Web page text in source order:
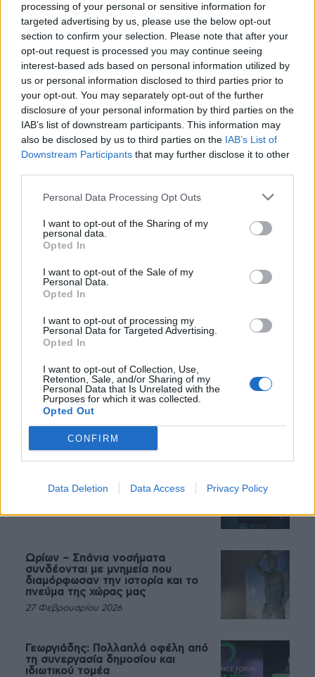
processing of your personal or sensitive information for
targeted advertising by us, please use the below opt-out
section to confirm your selection. Please note that after your
opt-out request is processed you may continue seeing
interest-based ads based on personal information utilized by
us or personal information disclosed to third parties prior to
your opt-out. You may separately opt-out of the further
disclosure of your personal information by third parties on the
IAB’s list of downstream participants. This information may
also be disclosed by us to third parties on the IAB’s List of
Downstream Participants that may further disclose it to other
Personal Data Processing Opt Outs
I want to opt-out of the Sharing of my
personal data.
Opted In
I want to opt-out of the Sale of my
Personal Data.
Opted In
I want to opt-out of processing my
Personal Data for Targeted Advertising.
Opted In
I want to opt-out of Collection, Use,
Retention, Sale, and/or Sharing of my
Personal Data that Is Unrelated with the
Purposes for which it was collected.
Opted Out
CONFIRM
Data Deletion Data Access Privacy Policy
ΤΑΞΊΔΙ ΚΑΙ ΥΓΕΊΑ
Τα 3 κυκλαδονήσια που
αποτελούν τάση για το 2024
6 Δεκεμβρίου 2023
Washington Post: Η Σίφνος
στους 10 καλύτερους θαλάσσιους
φθινοπωρινούς προορισμούς του
κόσμου
7 Νοεμβρίου 2023
2
9 πράγματα που δεν πρέπει να
λέτε σε έναν επισκέπτη
27 Φεβρουαρίου 2026
Πάνω από 100 μωρά έχουν
γεννηθεί μέσω εξωσωματικής, με
την υποστήριξη της Be-Live
27 Φεβρουαρίου 2026
πάντα μετά την άσκηση
Ωρίων – Σπάνια νοσήματα
συνδέονται με μνημεία που
διαμόρφωσαν την ιστορία και το
πνεύμα της χώρας μας
27 Φεβρουαρίου 2026
Γεωργιάδης: Πολλαπλά οφέλη από
τη συνεργασία δημοσίου και
ιδιωτικού τομέα